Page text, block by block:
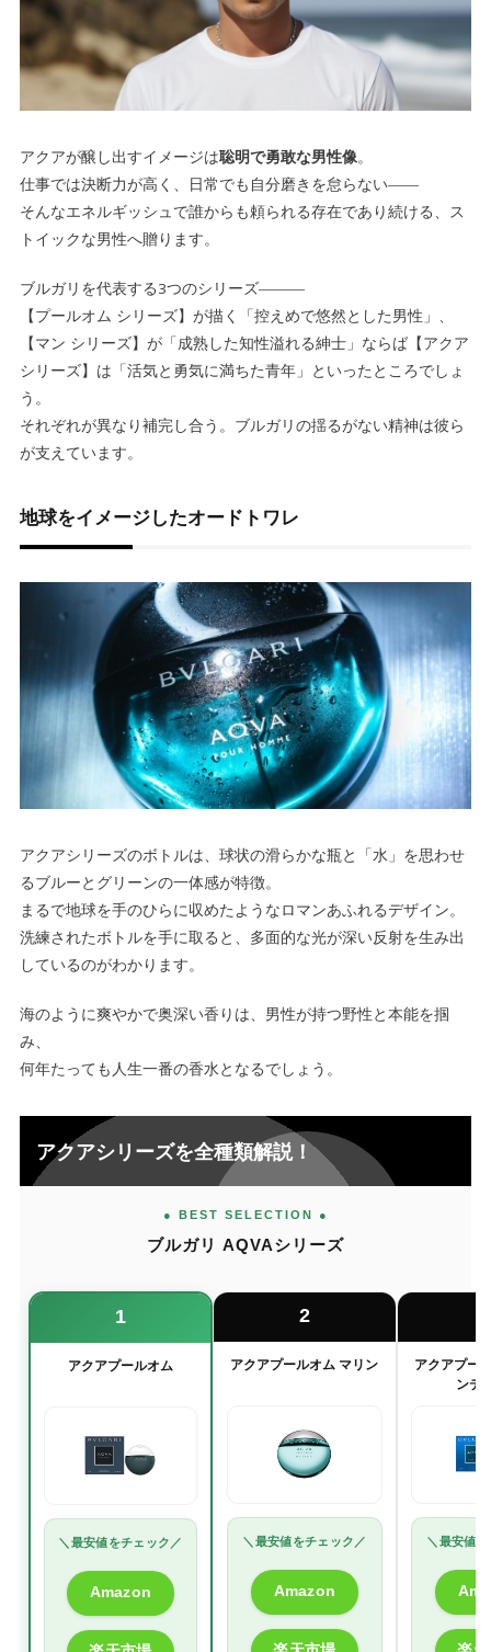
アクアが醸し出すイメージは聡明で勇敢な男性像。
仕事では決断力が高く、日常でも自分磨きを怠らない――
そんなエネルギッシュで誰からも頼られる存在であり続ける、ス
トイックな男性へ贈ります。
ブルガリを代表する3つのシリーズ―――
【プールオム シリーズ】が描く「控えめで悠然とした男性」、
【マン シリーズ】が「成熟した知性溢れる紳士」ならば【アクア
シリーズ】は「活気と勇気に満ちた青年」といったところでしょ
う。
それぞれが異なり補完し合う。ブルガリの揺るがない精神は彼ら
が支えています。
地球をイメージしたオードトワレ
アクアシリーズのボトルは、球状の滑らかな瓶と「水」を思わせ
るブルーとグリーンの一体感が特徴。
まるで地球を手のひらに収めたようなロマンあふれるデザイン。
洗練されたボトルを手に取ると、多面的な光が深い反射を生み出
しているのがわかります。
海のように爽やかで奥深い香りは、男性が持つ野性と本能を掴
み、
何年たっても人生一番の香水となるでしょう。
アクアシリーズを全種類解説！
● BEST SELECTION ●
ブルガリ AQVAシリーズ
1
アクアプールオム
＼最安値をチェック／
Amazon
2
アクアプールオム マリン
＼最安値をチェック／
Amazon
アクアプー
ンテ
＼最安値